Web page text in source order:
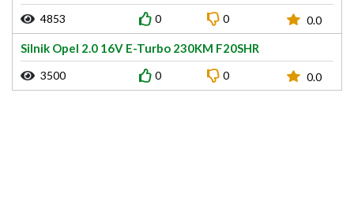
4853 0 0 0.0
Silnik Opel 2.0 16V E-Turbo 230KM F20SHR
3500 0 0 0.0